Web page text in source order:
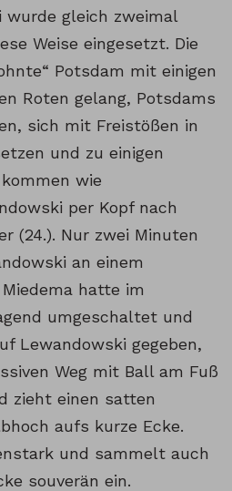
wurde gleich zweimal
Weise eingesetzt. Die
Potsdam mit einigen
Roten gelang, Potsdams
sich mit Freistößen in
und zu einigen
wie
per Kopf nach
(24.). Nur zwei Minuten
an einem
hatte im
umgeschaltet und
Lewandowski gegeben,
Weg mit Ball am Fuß
zieht einen satten
aufs kurze Ecke.
und sammelt auch
souverän ein.